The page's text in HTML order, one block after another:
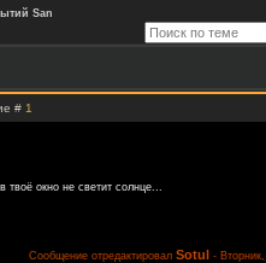
San
# 1
окно не светит солнце...
Сообщение отредактировал Sotul -